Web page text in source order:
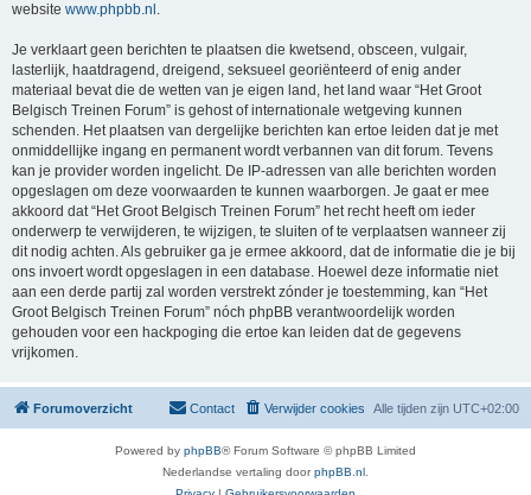
website www.phpbb.nl .
Je verklaart geen berichten te plaatsen die kwetsend, obsceen, vulgair,
lasterlijk, haatdragend, dreigend, seksueel georiënteerd of enig ander
materiaal bevat die de wetten van je eigen land, het land waar “Het Groot
Belgisch Treinen Forum” is gehost of internationale wetgeving kunnen
schenden. Het plaatsen van dergelijke berichten kan ertoe leiden dat je met
onmiddellijke ingang en permanent wordt verbannen van dit forum. Tevens
kan je provider worden ingelicht. De IP-adressen van alle berichten worden
opgeslagen om deze voorwaarden te kunnen waarborgen. Je gaat er mee
akkoord dat “Het Groot Belgisch Treinen Forum” het recht heeft om ieder
onderwerp te verwijderen, te wijzigen, te sluiten of te verplaatsen wanneer zij
dit nodig achten. Als gebruiker ga je ermee akkoord, dat de informatie die je bij
ons invoert wordt opgeslagen in een database. Hoewel deze informatie niet
aan een derde partij zal worden verstrekt zónder je toestemming, kan “Het
Groot Belgisch Treinen Forum” nóch phpBB verantwoordelijk worden
gehouden voor een hackpoging die ertoe kan leiden dat de gegevens
vrijkomen.
Forumoverzicht Alle tijden zijn UTC+02:00
Verwijder cookies
Contact
Powered by phpBB® Forum Software © phpBB Limited
Nederlandse vertaling doorphpBB.nl